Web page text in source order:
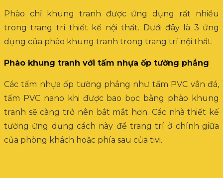
Phào chỉ khung tranh được ứng dụng rất nhiều
trong trang trí thiết kế nội thất. Dưới đây là 3 ứng
dụng của phào khung tranh trong trang trí nội thất.
Phào khung tranh với tấm nhựa ốp tường phẳng
Các tấm nhựa ốp tường phẳng như tấm PVC vân đá,
tấm PVC nano khi được bao bọc bằng phào khung
tranh sẽ càng trở nên bắt mắt hơn. Các nhà thiết kế
tường ứng dụng cách này để trang trí ở chính giữa
của phòng khách hoặc phía sau của tivi.